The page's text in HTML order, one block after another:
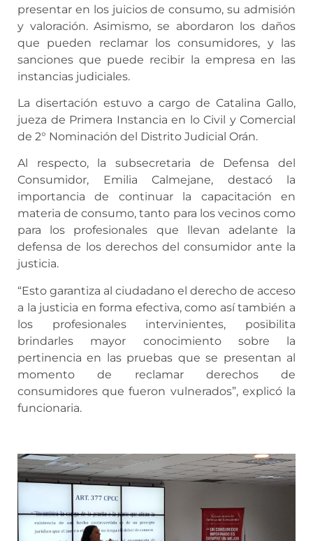
presentar en los juicios de consumo, su admisión
y valoración. Asimismo, se abordaron los daños
que pueden reclamar los consumidores, y las
sanciones que puede recibir la empresa en las
instancias judiciales.
La disertación estuvo a cargo de Catalina Gallo,
jueza de Primera Instancia en lo Civil y Comercial
de 2° Nominación del Distrito Judicial Orán.
Al respecto, la subsecretaria de Defensa del
Consumidor, Emilia Calmejane, destacó la
importancia de continuar la capacitación en
materia de consumo, tanto para los vecinos como
para los profesionales que llevan adelante la
defensa de los derechos del consumidor ante la
justicia.
“Esto garantiza al ciudadano el derecho de acceso
a la justicia en forma efectiva, como así también a
los profesionales intervinientes, posibilita
brindarles mayor conocimiento sobre la
pertinencia en las pruebas que se presentan al
momento de reclamar derechos de
consumidores que fueron vulnerados”, explicó la
funcionaria.